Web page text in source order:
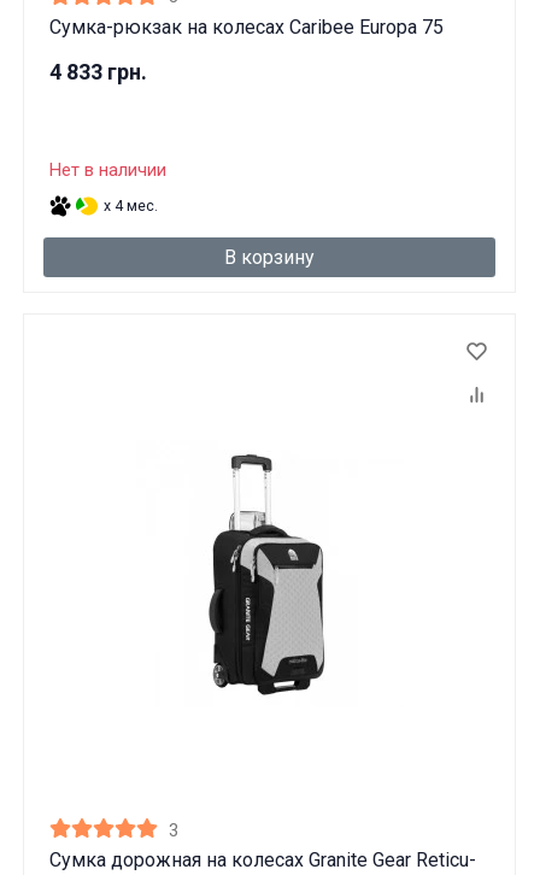
Сумка-рюкзак на колесах Caribee Europa 75
4 833 грн.
Нет в наличии
x 4 мес.
В корзину
3
Сумка дорожная на колесах Granite Gear Reticu-